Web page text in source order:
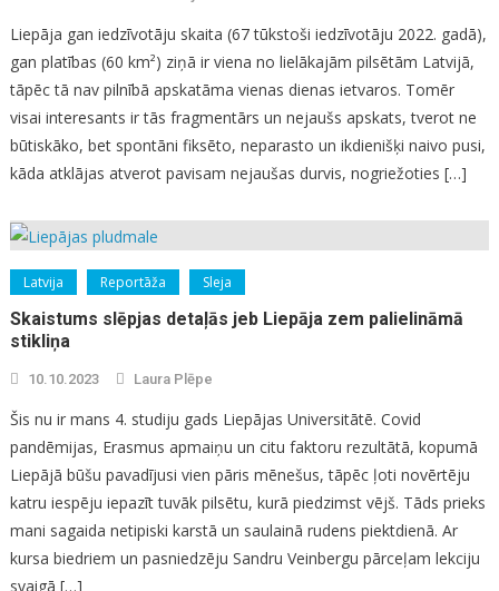
Liepāja gan iedzīvotāju skaita (67 tūkstoši iedzīvotāju 2022. gadā),
gan platības (60 km²) ziņā ir viena no lielākajām pilsētām Latvijā,
tāpēc tā nav pilnībā apskatāma vienas dienas ietvaros. Tomēr
visai interesants ir tās fragmentārs un nejaušs apskats, tverot ne
būtiskāko, bet spontāni fiksēto, neparasto un ikdienišķi naivo pusi,
kāda atklājas atverot pavisam nejaušas durvis, nogriežoties […]
Latvija Reportāža Sleja
Skaistums slēpjas detaļās jeb Liepāja zem palielināmā
stikliņa
10.10.2023 Laura Plēpe
Šis nu ir mans 4. studiju gads Liepājas Universitātē. Covid
pandēmijas, Erasmus apmaiņu un citu faktoru rezultātā, kopumā
Liepājā būšu pavadījusi vien pāris mēnešus, tāpēc ļoti novērtēju
katru iespēju iepazīt tuvāk pilsētu, kurā piedzimst vējš. Tāds prieks
mani sagaida netipiski karstā un saulainā rudens piektdienā. Ar
kursa biedriem un pasniedzēju Sandru Veinbergu pārceļam lekciju
svaigā […]